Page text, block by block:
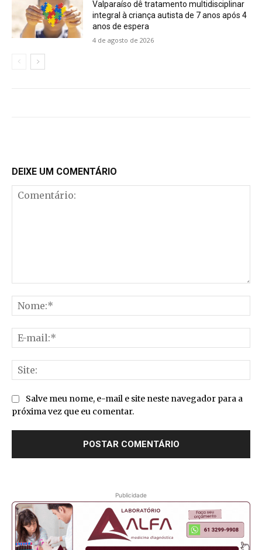
Valparaíso dê tratamento multidisciplinar
integral à criança autista de 7 anos após 4
anos de espera
4 de agosto de 2026
DEIXE UM COMENTÁRIO
Salve meu nome, e-mail e site neste navegador para a
próxima vez que eu comentar.
Publicidade